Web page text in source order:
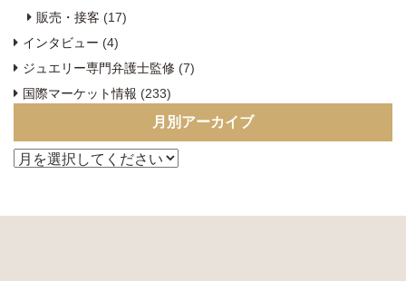
販売・接客 (17)
インタビュー (4)
ジュエリー専門弁護士監修 (7)
国際マーケット情報 (233)
月別アーカイブ